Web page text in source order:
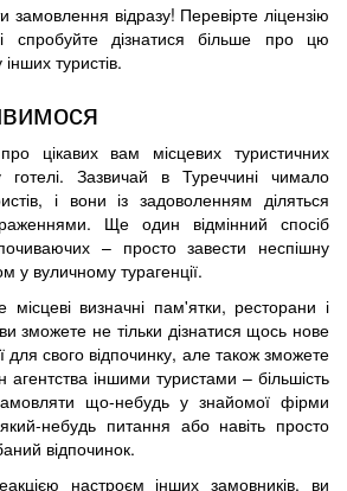
замовлення відразу! Перевірте ліцензію
спробуйте дізнатися більше про цю
туристів.
цікавих вам місцевих туристичних
готелі. Зазвичай в Туреччині чимало
і вони із задоволенням діляться
Ще один відмінний спосіб
– просто завести неспішну
у вуличному турагенції.
визначні пам'ятки, ресторани і
зможете не тільки дізнатися щось нове
для свого відпочинку, але також зможете
агентства іншими туристами – більшість
що-небудь у знайомої фірми
небудь питання або навіть просто
відпочинок.
настроєм інших замовників, ви